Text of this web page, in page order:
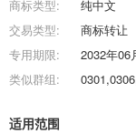
商标类型:
纯中文
交易类型:
商标转让
专用期限:
2032年06
类似群组:
适用范围